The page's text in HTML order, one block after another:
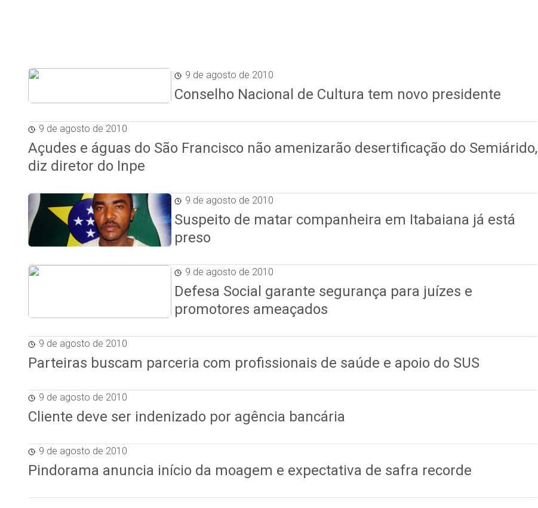
9 de agosto de 2010
Conselho Nacional de Cultura tem novo presidente
9 de agosto de 2010
Açudes e águas do São Francisco não amenizarão desertificação do Semiárido,
diz diretor do Inpe
9 de agosto de 2010
Suspeito de matar companheira em Itabaiana já está
preso
9 de agosto de 2010
Defesa Social garante segurança para juízes e
promotores ameaçados
9 de agosto de 2010
Parteiras buscam parceria com profissionais de saúde e apoio do SUS
9 de agosto de 2010
Cliente deve ser indenizado por agência bancária
9 de agosto de 2010
Pindorama anuncia início da moagem e expectativa de safra recorde